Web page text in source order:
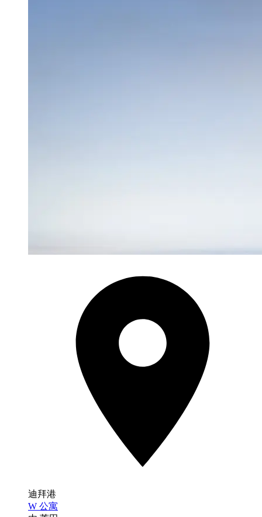
迪拜港
W 公寓